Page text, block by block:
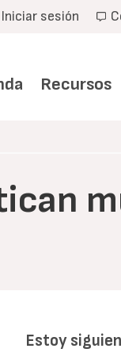
Iniciar sesión
Recursos
Estoy